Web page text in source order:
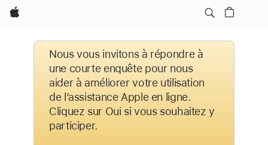
Apple
Nous vous invitons à répondre à
une courte enquête pour nous
aider à améliorer votre utilisation
de l’assistance Apple en ligne.
Cliquez sur Oui si vous souhaitez y
participer.